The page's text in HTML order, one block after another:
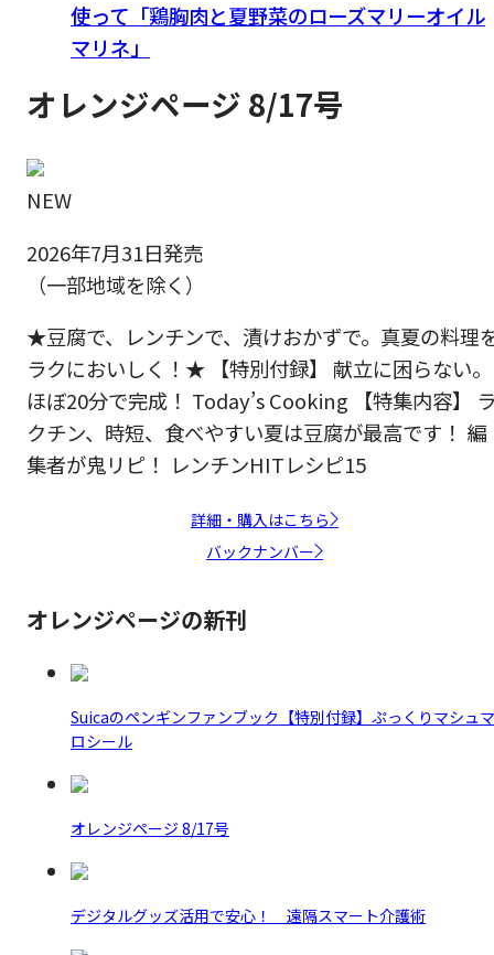
使って「鶏胸肉と夏野菜のローズマリーオイル
マリネ」
オレンジページ 8/17号
NEW
2026年7月31日発売
（一部地域を除く）
★豆腐で、レンチンで、漬けおかずで。真夏の料理
ラクにおいしく！★ 【特別付録】 献立に困らない。
ほぼ20分で完成！ Today’s Cooking 【特集内容】
クチン、時短、食べやすい夏は豆腐が最高です！ 編
集者が鬼リピ！ レンチンHITレシピ15
詳細・購入はこちら
バックナンバー
オレンジページの新刊
Suicaのペンギンファンブック【特別付録】ぷっくりマシュマ
ロシール
オレンジページ 8/17号
デジタルグッズ活用で安心！ 遠隔スマート介護術